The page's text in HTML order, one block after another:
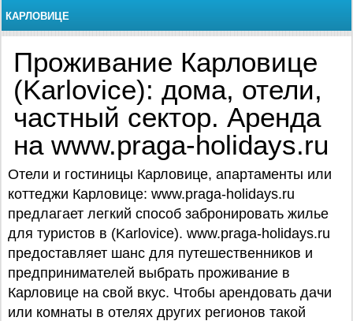
КАРЛОВИЦЕ
Проживание Карловице
(Karlovice): дома, отели,
частный сектор. Аренда
на www.praga-holidays.ru
Отели и гостиницы Карловице, апартаменты или
коттеджи Карловице: www.praga-holidays.ru
предлагает легкий способ забронировать жилье
для туристов в (Karlovice). www.praga-holidays.ru
предоставляет шанс для путешественников и
предпринимателей выбрать проживание в
Карловице на свой вкус. Чтобы арендовать дачи
или комнаты в отелях других регионов такой